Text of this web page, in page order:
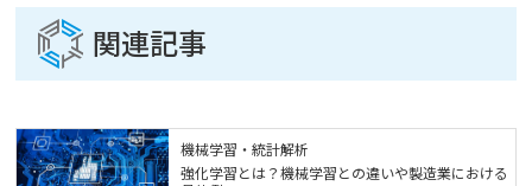
関連記事
機械学習・統計解析
強化学習とは？機械学習との違いや製造業における